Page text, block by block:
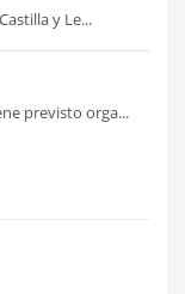
y Le...
previsto orga...